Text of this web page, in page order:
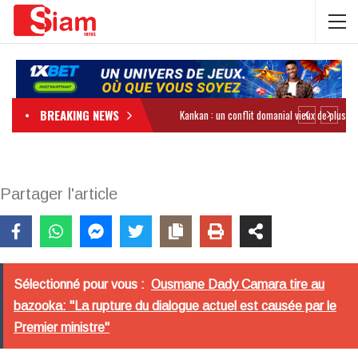
BREAKING NEWS
Partager l'article
Sélectionné pour vous : Ousmane Dady Camara tire au
bazooka: "La rupture du dialogue actuel est causée par le
Premier ministre"